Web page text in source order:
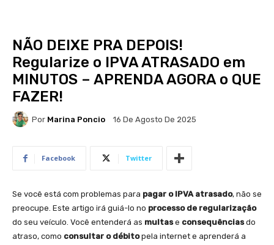
NÃO DEIXE PRA DEPOIS!
Regularize o IPVA ATRASADO em
MINUTOS – APRENDA AGORA o QUE
FAZER!
Por Marina Poncio 16 De Agosto De 2025
Facebook Twitter
Se você está com problemas para pagar o IPVA atrasado, não se
preocupe. Este artigo irá guiá-lo no processo de regularização
do seu veículo. Você entenderá as multase consequênciasdo
atraso, como consultar o débitopela internet e aprenderá a